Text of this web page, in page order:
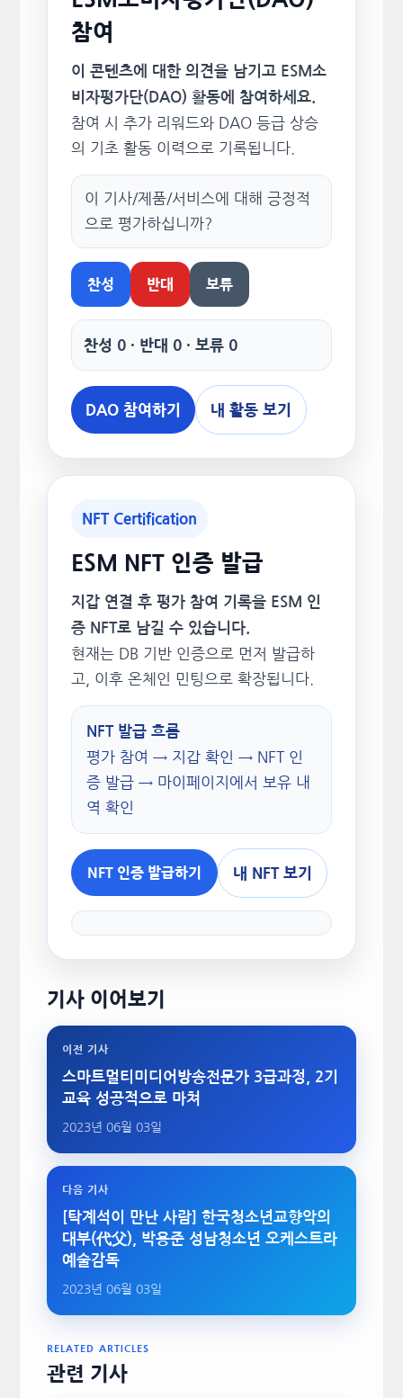
참여
이 콘텐츠에 대한 의견을 남기고 ESM소
비자평가단(DAO) 활동에 참여하세요.
참여 시 추가 리워드와 DAO 등급 상승
의 기초 활동 이력으로 기록됩니다.
이 기사/제품/서비스에 대해 긍정적
으로 평가하십니까?
찬성 반대 보류
찬성 0 · 반대 0 · 보류 0
DAO 참여하기 내 활동 보기
NFT Certification
ESM NFT 인증 발급
지갑 연결 후 평가 참여 기록을 ESM 인
증 NFT로 남길 수 있습니다.
현재는 DB 기반 인증으로 먼저 발급하
고, 이후 온체인 민팅으로 확장됩니다.
NFT 발급 흐름
평가 참여 → 지갑 확인 → NFT 인
증 발급 → 마이페이지에서 보유 내
역 확인
NFT 인증 발급하기 내 NFT 보기
기사 이어보기
이전 기사
스마트멀티미디어방송전문가 3급과정, 2기
교육 성공적으로 마쳐
2023년 06월 03일
다음 기사
[탁계석이 만난 사람] 한국청소년교향악의
대부(代父), 박용준 성남청소년 오케스트라
예술감독
2023년 06월 03일
RELATED ARTICLES
관련 기사